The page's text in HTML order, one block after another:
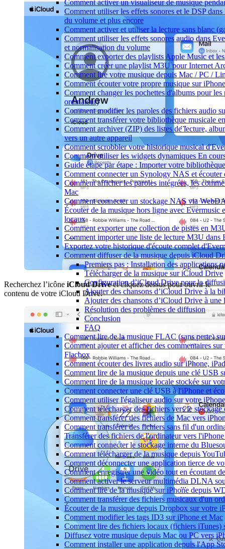
Comment activer un visualiseur de musique
Comment utiliser les effets sonores et le DSP
du volume et plus encore
Comment activer et utiliser la lecture sans blanc
Comment utiliser les effets sonores audio dans
et normalisation du volume
Comment exporter des playlists Apple Music et
Comment créer une playlist M3U pour Internet
Comment lire votre musique depuis Mac / PC /
Comment écouter votre propre musique sur
Comment changer les pochettes d'albums pour
ordinateur)
Comment modifier les paroles des fichiers audio
Comment transférer votre bibliothèque musicale
Comment archiver (ZIP) des listes de lecture,
vers un autre appareil
Comment scrobbler votre historique musical
Comment utiliser les widgets dynamiques En
Guide étape par étape : Importer votre
Comment connecter un Synology NAS et
Comment afficher les paroles intégrées, les
Mac
Comment connecter un stockage NAS via
Écouter de la musique hors ligne avec
locaux
Comment exporter une collection de pistes en
Comment importer une liste de lecture M3U dans
Exportez votre historique d'écoute complet
Comment diffuser de la musique depuis iCloud
Premiers pas : Installation des applications
Télécharger de la musique sur iCloud Drive
Configuration d’iCloud Drive pour la
Ajouter des chansons d’iCloud Drive à la
Ajouter des chansons d’iCloud Drive à une
Résolution des problèmes de diffusion
Conclusion
FAQ
Comment lire de la musique FLAC (sans perte)
Comment ajouter et afficher des commentaires
Flacbox
Comment écouter des livres audio sur iPhone,
Comment lire de la musique depuis une clé USB
Comment lire de la musique locale stockée sur
Comment connecter une clé USB à l'iPhone et
Comment utiliser l'égaliseur audio sur votre
Comment télécharger des fichiers vers le
Comment transférer des fichiers de Mac vers
Comment transférer des fichiers sans fil d'un
Transférer des fichiers de l'ordinateur vers
Comment connecter le stockage interne du
Comment télécharger de la musique depuis
Comment déconnecter une application tierce de
Comment enregistrer une vidéo tout en écoutant
Comment activer le serveur multimédia DLNA
Comment lire de la musique sur iPhone depuis
Comment transférer des fichiers musicaux d'un
Écouter de la musique depuis Dropbox sur votre
Comment modifier les tags ID3 sur iPhone et Mac
Comment lire des fichiers locaux (fichiers iTunes)
Diffusez votre musique depuis Mac ou PC vers
Comment installer une application depuis l'App
Recherchez l’icône iCloud Driveet cliquez dessus pour ouvrir le
contenu de votre iCloud Drive.